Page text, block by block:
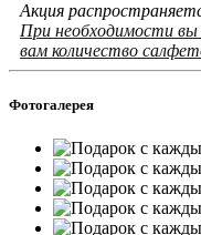
Акция
При необходимости
вам количество
Фотогалерея